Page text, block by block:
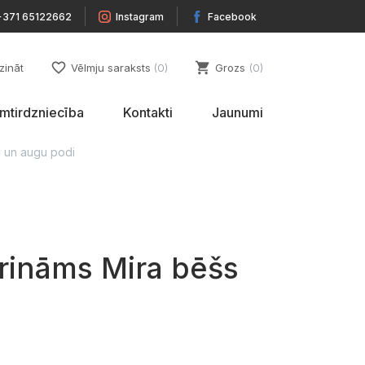
65122662 Instagram Facebook
favorite_border Vēlmju saraksts 0 shopping_cart Grozs 0
Kontakti Jaunumi
un augu podi
Mira bēšs